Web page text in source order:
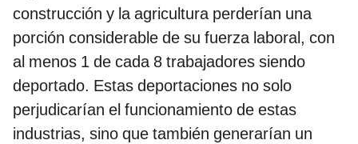
construcción y la agricultura perderían una
porción considerable de su fuerza laboral, con
al menos 1 de cada 8 trabajadores siendo
deportado. Estas deportaciones no solo
perjudicarían el funcionamiento de estas
industrias, sino que también generarían un